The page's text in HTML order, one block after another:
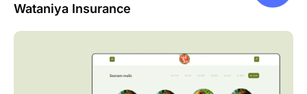
Wataniya Insurance